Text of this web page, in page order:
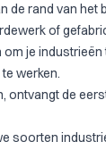
de rand van het
of
je
werken.
ontvangt de
soorten